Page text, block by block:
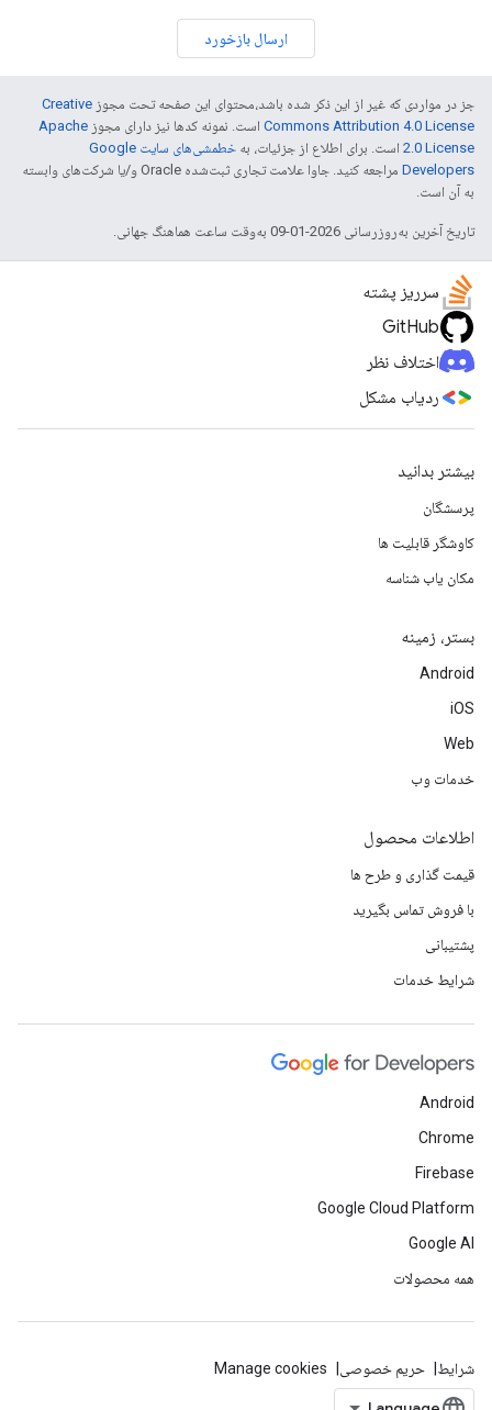
ارسال بازخورد
جز در مواردی که غیر از این ذکر شده باشد،‌محتوای این صفحه تحت مجوز Creative
Commons Attribution 4.0 License است. نمونه کدها نیز دارای مجوز Apache
2.0 License است. برای اطلاع از جزئیات، به
خطمشی‌های سایت Google
Developers‏
مراجعه کنید. جاوا علامت تجاری ثبت‌شده Oracle و/یا شرکت‌های وابسته
به آن است.
تاریخ آخرین به‌روزرسانی 2026-01-09 به‌وقت ساعت هماهنگ جهانی.
سرریز پشته
GitHub
اختلاف نظر
ردیاب مشکل
بیشتر بدانید
پرسشگان
کاوشگر قابلیت ها
مکان یاب شناسه
بستر، زمینه
Android
iOS
Web
خدمات وب
اطلاعات محصول
قیمت گذاری و طرح ها
با فروش تماس بگیرید
پشتیبانی
شرایط خدمات
Android
Chrome
Firebase
Google Cloud Platform
Google AI
همه محصولات
شرایط حریم خصوصی Manage cookies